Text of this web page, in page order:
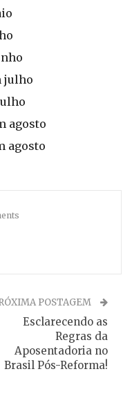
julho
agosto
agosto
POSTAGEM
Esclarecendo as
Regras da
Aposentadoria no
Brasil Pós-Reforma!